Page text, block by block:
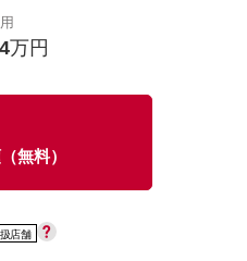
万円
無料）
店舗